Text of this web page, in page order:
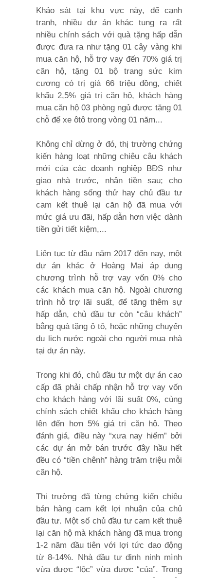
Khảo sát tại khu vực này, để cạnh
tranh, nhiều dự án khác tung ra rất
nhiều chính sách với quà tặng hấp dẫn
được đưa ra như tặng 01 cây vàng khi
mua căn hộ, hỗ trợ vay đến 70% giá trị
căn hộ, tặng 01 bộ trang sức kim
cương có trị giá 66 triệu đồng, chiết
khấu 2,5% giá trị căn hộ, khách hàng
mua căn hộ 03 phòng ngủ được tặng 01
chỗ để xe ôtô trong vòng 01 năm...
Không chỉ dừng ở đó, thị trường chứng
kiến hàng loạt những chiêu câu khách
mới của các doanh nghiệp BĐS như
giao nhà trước, nhận tiền sau; cho
khách hàng sống thử hay chủ đầu tư
cam kết thuê lại căn hộ đã mua với
mức giá ưu đãi, hấp dẫn hơn việc dành
tiền gửi tiết kiệm,...
Liên tục từ đầu năm 2017 đến nay, một
dự án khác ở Hoàng Mai áp dụng
chương trình hỗ trợ vay vốn 0% cho
các khách mua căn hộ. Ngoài chương
trình hỗ trợ lãi suất, để tăng thêm sự
hấp dẫn, chủ đầu tư còn “câu khách”
bằng quà tặng ô tô, hoặc những chuyến
du lịch nước ngoài cho người mua nhà
tại dự án này.
Trong khi đó, chủ đầu tư một dự án cao
cấp đã phải chấp nhận hỗ trợ vay vốn
cho khách hàng với lãi suất 0%, cùng
chính sách chiết khấu cho khách hàng
lên đến hơn 5% giá trị căn hộ. Theo
đánh giá, điều này “xưa nay hiếm” bởi
các dự án mở bán trước đây hầu hết
đều có “tiền chênh” hàng trăm triệu mỗi
căn hộ.
Thị trường đã từng chứng kiến chiêu
bán hàng cam kết lợi nhuận của chủ
đầu tư. Một số chủ đầu tư cam kết thuê
lại căn hộ mà khách hàng đã mua trong
1-2 năm đầu tiên với lợi tức dao động
từ 8-14%. Nhà đầu tư đinh ninh mình
vừa được “lộc” vừa được “của”. Trong